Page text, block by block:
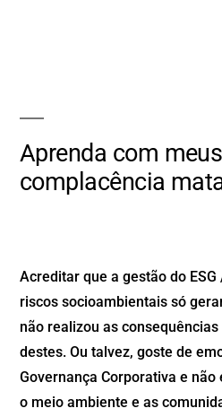
Aprenda com
complacência
Acreditar que a gestão do ESG
riscos socioambientais só
não realizou as
destes. Ou talvez, goste de
Governança Corporativa e
o meio ambiente e as